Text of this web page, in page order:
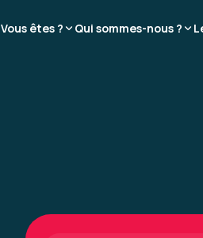
Vous êtes ? Qui sommes-nous ?
CARNEIRO T.